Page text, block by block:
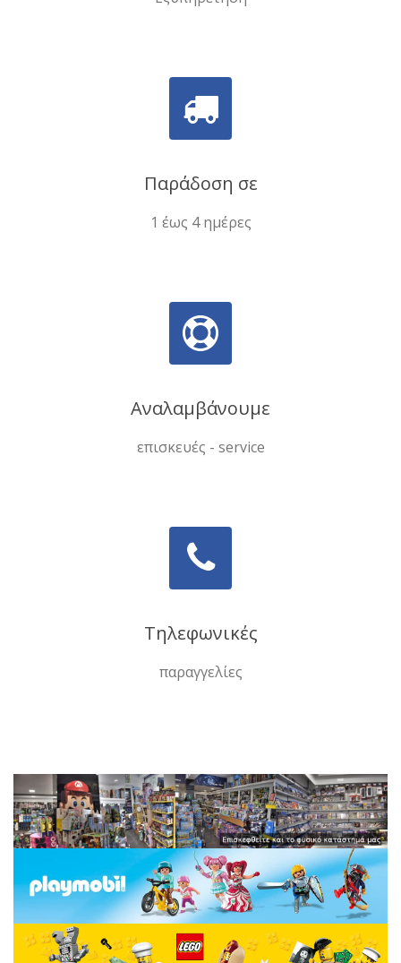
Παράδοση σε
1 έως 4 ημέρες
Αναλαμβάνουμε
επισκευές - service
Τηλεφωνικές
παραγγελίες